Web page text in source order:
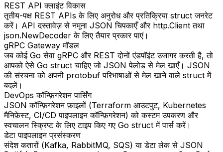
REST API क्लाइंट विकास
तृतीय-पक्ष REST APIs के लिए अनुरोध और प्रतिक्रिया struct जनरेट
करें। API दस्तावेज़ से नमूना JSON चिपकाएँ और http.Client तथा
json.NewDecoder के लिए तैयार प्रकार पाएं।
gRPC Gateway मॉडल
जब कोई Go सेवा gRPC और REST दोनों एंडपॉइंट उजागर करती है, तो
आपको ऐसे Go struct चाहिए जो JSON पेलोड से मेल खाएँ। JSON
की संरचना को अपनी protobuf परिभाषाओं से मेल खाने वाले struct में
बदलें।
DevOps कॉन्फ़िगरेशन पार्सिंग
JSON कॉन्फ़िगरेशन फ़ाइलों (Terraform आउटपुट, Kubernetes
मैनिफ़ेस्ट, CI/CD पाइपलाइन कॉन्फ़िगरेशन) को कस्टम उपकरण और
स्वचालन स्क्रिप्ट के लिए टाइप किए गए Go struct में पार्स करें।
डेटा पाइपलाइन प्रसंस्करण
संदेश कतारों (Kafka, RabbitMQ, SQS) या डेटा लेक से JSON